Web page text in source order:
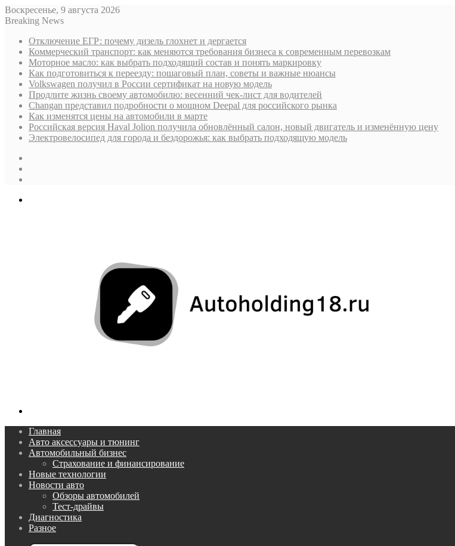
Воскресенье, 9 августа 2026
Breaking News
Отключение ЕГР: почему дизель глохнет и дергается
Коммерческий транспорт: как меняются требования бизнеса к современным перевозкам
Моторное масло: как выбрать подходящий состав и понять маркировку
Как подготовиться к переезду: пошаговый план, советы и важные нюансы
Volkswagen получил в России сертификат на новую модель
Продлите жизнь своему автомобилю: весенний чек-лист для водителей
Changan представил подробности о мощном Deepal для российского рынка
Как изменятся цены на автомобили в марте
Российская версия Haval Jolion получила обновлённый салон, новый двигатель и изменённую цену
Электровелосипед для города и бездорожья: как выбрать подходящую модель
Главная
Авто аксессуары и тюнинг
Автомобильный бизнес
Страхование и финансирование
Новые технологии
Новости авто
Обзоры автомобилей
Тест-драйвы
Диагностика
Разное